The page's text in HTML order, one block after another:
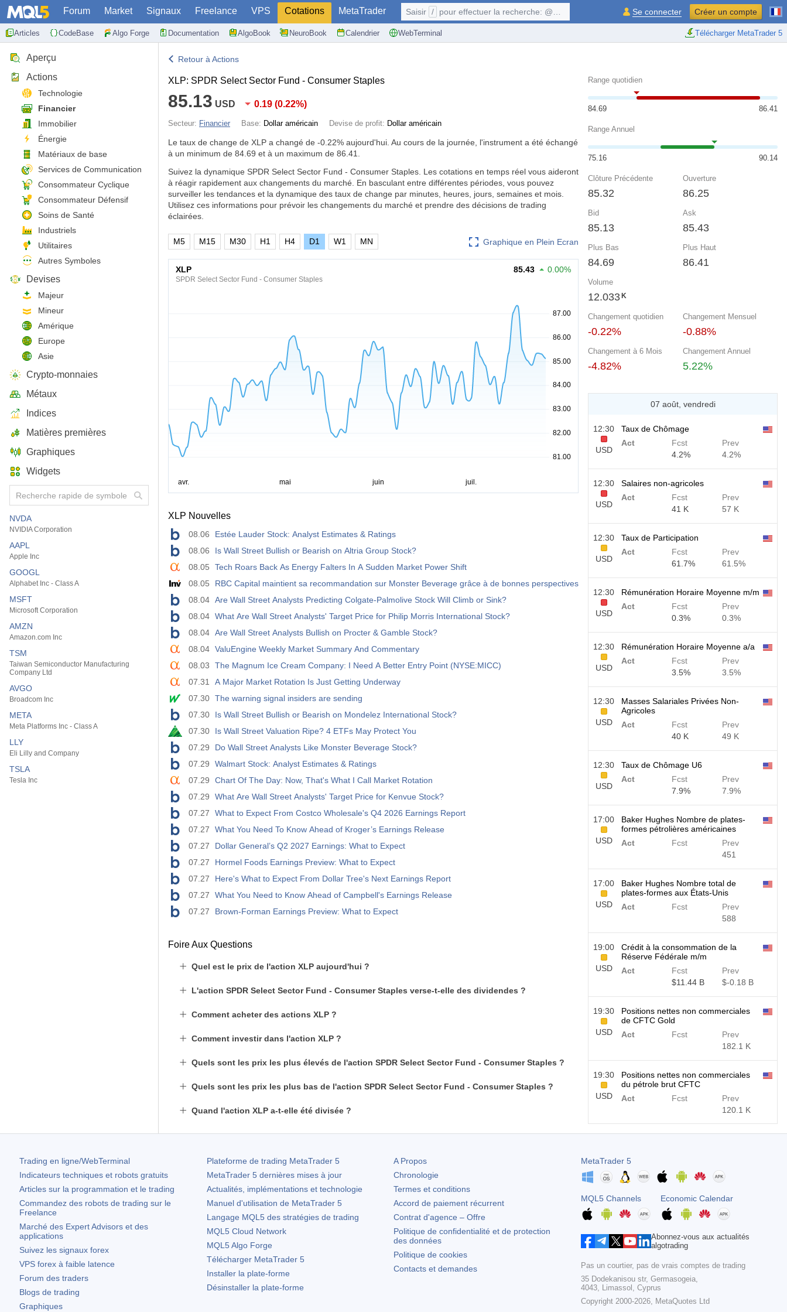
Forum Market Signaux Freelance VPS Cotations MetaTrader
Articles CodeBase Algo Forge Documentation AlgoBook NeuroBook Calendrier WebTerminal Télécharger MetaTrader 5
Saisir / pour effectuer la recherche: @user, $symbol, ... Se connecter Créer un compte
Aperçu
Actions
Technologie
Financier
Immobilier
Énergie
Matériaux de base
Services de Communication
Consommateur Cyclique
Consommateur Défensif
Soins de Santé
Industriels
Utilitaires
Autres Symboles
Devises
Majeur
Mineur
Amérique
Europe
Asie
Crypto-monnaies
Métaux
Indices
Matières premières
Graphiques
Widgets
NVDA
NVIDIA Corporation
AAPL
Apple Inc
GOOGL
Alphabet Inc - Class A
MSFT
Microsoft Corporation
AMZN
Amazon.com Inc
TSM
Taiwan Semiconductor Manufacturing
Company Ltd
AVGO
Broadcom Inc
META
Meta Platforms Inc - Class A
LLY
Eli Lilly and Company
TSLA
Tesla Inc
Retour à Actions
XLP: SPDR Select Sector Fund - Consumer Staples
85.13 USD 0.19 (0.22%)
Secteur: Financier Base: Dollar américain Devise de profit: Dollar américain
Le taux de change de XLP a changé de -0.22% aujourd'hui. Au cours de la journée, l'instrument a été échangé
à un minimum de 84.69 et à un maximum de 86.41.
Suivez la dynamique SPDR Select Sector Fund - Consumer Staples. Les cotations en temps réel vous aideront
à réagir rapidement aux changements du marché. En basculant entre différentes périodes, vous pouvez
surveiller les tendances et la dynamique des taux de change par minutes, heures, jours, semaines et mois.
Utilisez ces informations pour prévoir les changements du marché et prendre des décisions de trading
éclairées.
Graphique en Plein Ecran
M5 M15 M30 H1 H4 D1 W1 MN
XLP
SPDR Select Sector Fund - Consumer Staples
85.43 0.00%
XLP Nouvelles
08.06
Estée Lauder Stock: Analyst Estimates & Ratings
08.06
Is Wall Street Bullish or Bearish on Altria Group Stock?
08.05
Tech Roars Back As Energy Falters In A Sudden Market Power Shift
08.05
RBC Capital maintient sa recommandation sur Monster Beverage grâce à de bonnes perspectives
08.04 Are Wall Street Analysts Predicting Colgate-Palmolive Stock Will Climb or Sink?
08.04 What Are Wall Street Analysts' Target Price for Philip Morris International Stock?
08.04 Are Wall Street Analysts Bullish on Procter & Gamble Stock?
08.04 ValuEngine Weekly Market Summary And Commentary
08.03
The Magnum Ice Cream Company: I Need A Better Entry Point (NYSE:MICC)
07.31
A Major Market Rotation Is Just Getting Underway
07.30 The warning signal insiders are sending
07.30
Is Wall Street Bullish or Bearish on Mondelez International Stock?
07.30
Is Wall Street Valuation Ripe? 4 ETFs May Protect You
07.29
Do Wall Street Analysts Like Monster Beverage Stock?
07.29
Walmart Stock: Analyst Estimates & Ratings
07.29
Chart Of The Day: Now, That's What I Call Market Rotation
07.29
What Are Wall Street Analysts' Target Price for Kenvue Stock?
07.27
What to Expect From Costco Wholesale's Q4 2026 Earnings Report
07.27
What You Need To Know Ahead of Kroger’s Earnings Release
07.27
Dollar General’s Q2 2027 Earnings: What to Expect
07.27
Hormel Foods Earnings Preview: What to Expect
07.27
Here's What to Expect From Dollar Tree's Next Earnings Report
07.27
What You Need to Know Ahead of Campbell's Earnings Release
07.27
Brown-Forman Earnings Preview: What to Expect
Foire Aux Questions
Quel est le prix de l'action XLP aujourd'hui ?
L'action SPDR Select Sector Fund - Consumer Staples verse-t-elle des dividendes ?
Comment acheter des actions XLP ?
Comment investir dans l'action XLP ?
Quels sont les prix les plus élevés de l'action SPDR Select Sector Fund - Consumer Staples ?
Quels sont les prix les plus bas de l'action SPDR Select Sector Fund - Consumer Staples ?
Quand l'action XLP a-t-elle été divisée ?
Range quotidien
84.69 86.41
Range Annuel
75.16 90.14
Clôture Précédente
85.32
Ouverture
86.25
Bid
85.13
Ask
85.43
Plus Bas
84.69
Plus Haut
86.41
Volume
12.033 K
Changement quotidien
-0.22%
Changement Mensuel
-0.88%
Changement à 6 Mois
-4.82%
Changement Annuel
5.22%
07 août, vendredi
12:30
USD
Taux de Chômage
Act
Fcst
4.2%
Prev
4.2%
12:30
USD
Salaires non-agricoles
Act
Fcst
41 K
Prev
57 K
12:30
USD
Taux de Participation
Act
Fcst
61.7%
Prev
61.5%
12:30
USD
Rémunération Horaire Moyenne m/m
Act
Fcst
0.3%
Prev
0.3%
12:30
USD
Rémunération Horaire Moyenne a/a
Act
Fcst
3.5%
Prev
3.5%
12:30
USD
Masses Salariales Privées Non-
Agricoles
Act
Fcst
40 K
Prev
49 K
12:30
USD
Taux de Chômage U6
Act
Fcst
7.9%
Prev
7.9%
17:00
USD
Baker Hughes Nombre de plates-
formes pétrolières américaines
Act
Fcst
Prev
451
17:00
USD
Baker Hughes Nombre total de
plates-formes aux États-Unis
Act
Fcst
Prev
588
19:00
USD
Crédit à la consommation de la
Réserve Fédérale m/m
Act
Fcst
$​11.44 B
Prev
$​-0.18 B
19:30
USD
Positions nettes non commerciales
de CFTC Gold
Act
Fcst
Prev
182.1 K
19:30
USD
Positions nettes non commerciales
du pétrole brut CFTC
Act
Fcst
Prev
120.1 K
USD
Act
-17.2 K
19:30
CFTC Nasdaq 100 Positions nettes
non commerciales
4.9 K
Trading en ligne/WebTerminal
Indicateurs techniques et robots gratuits
Articles sur la programmation et le trading
Commandez des robots de trading sur le
Freelance
Marché des Expert Advisors et des
applications
Suivez les signaux forex
VPS forex à faible latence
Forum des traders
Blogs de trading
Graphiques
Plateforme de trading MetaTrader 5
MetaTrader 5dernières mises à jour
Actualités, implémentations et technologie
Manuel d'utilisation de MetaTrader 5
Langage MQL5 des stratégies de trading
MQL5 Cloud Network
MQL5 Algo Forge
Télécharger MetaTrader 5
Installer la plate-forme
Désinstaller la plate-forme
A Propos
Chronologie
Termes et conditions
Accord de paiement récurrent
Contrat d'agence – Offre
Politique de confidentialité et de protection
des données
Politique de cookies
Contacts et demandes
MetaTrader 5
MQL5 Channels Economic Calendar
Abonnez-vous aux actualités
algotrading
Pas un courtier, pas de vrais comptes de trading
35 Dodekanisou str, Germasogeia,
4043, Limassol, Cyprus
Copyright 2000-2026, MetaQuotes Ltd